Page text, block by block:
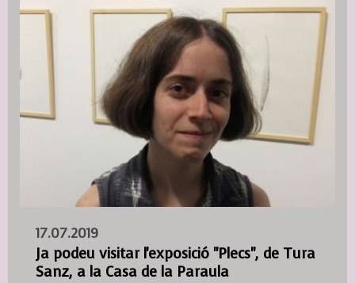
17.07.2019
Ja podeu visitar l'exposició "Plecs", de Tura
Sanz, a la Casa de la Paraula